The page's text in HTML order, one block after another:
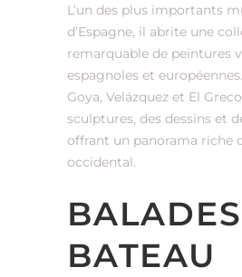
L’un des plus importants
d’Espagne, il abrite une
remarquable de peintures
espagnoles et
Goya, Velázquez et El
sculptures, des dessins et
offrant un panorama riche
occidental.
BATEAU